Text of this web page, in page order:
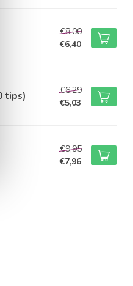
€8,00
€6,40
tips)
€6,29
€5,03
€9,95
€7,96